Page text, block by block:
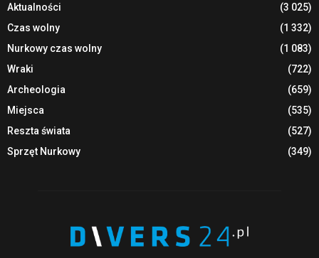
Aktualności
(3 025)
Czas wolny
(1 332)
Nurkowy czas wolny
(1 083)
Wraki
(722)
Archeologia
(659)
Miejsca
(535)
Reszta świata
(527)
Sprzęt Nurkowy
(349)